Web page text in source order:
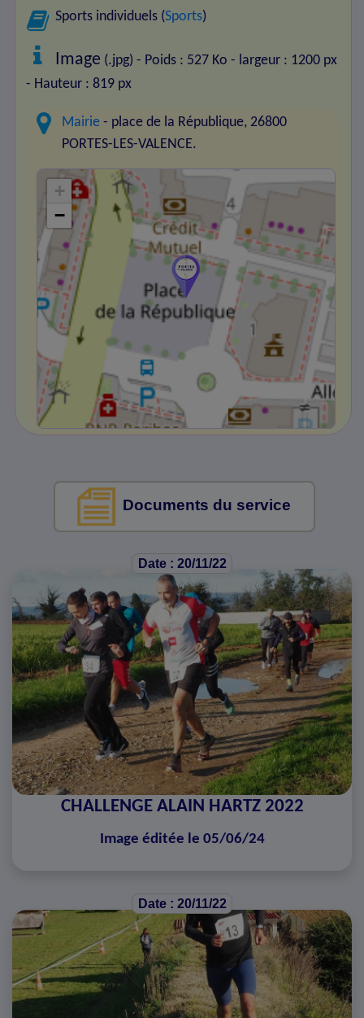
Sports individuels (Sports)
Image (.jpg) - Poids : 527 Ko - largeur : 1200 px
- Hauteur : 819 px
Mairie - place de la République, 26800
PORTES-LES-VALENCE.
+
−
Documents du service
Date : 20/11/22
CHALLENGE ALAIN HARTZ 2022
Image éditée le 05/06/24
Date : 20/11/22